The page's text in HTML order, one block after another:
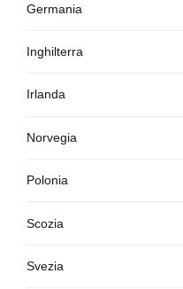
Germania
Inghilterra
Irlanda
Norvegia
Polonia
Scozia
Svezia